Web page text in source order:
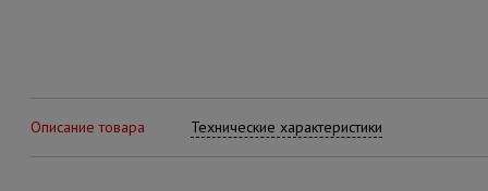
Описание товара Технические характеристики